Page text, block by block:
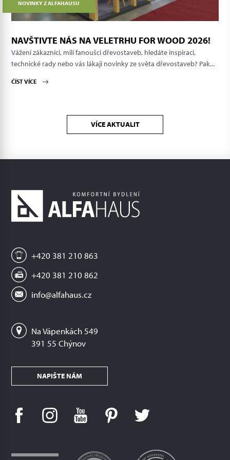
NOVINKY Z ALFAHAUSU
NAVŠTIVTE NÁS NA VELETRHU FOR WOOD 2026!
Vážení zákazníci, milí fanoušci dřevostaveb, hledáte inspiraci,
technické rady nebo vás lákají novinky ze světa dřevostaveb? Pak...
ČÍST VÍCE
VÍCE AKTUALIT
+420 381 210 863
+420 381 210 862
info@alfahaus.cz
Na Vápenkách 549
391 55 Chýnov
NAPIŠTE NÁM